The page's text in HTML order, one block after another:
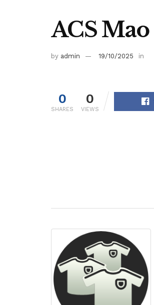
ACS
by admin 19/10/2025 in
0
SHARES
0
VIEWS